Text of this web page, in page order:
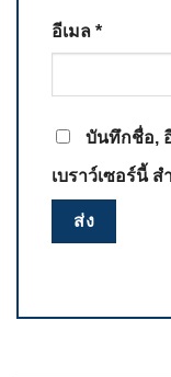
อีเมล *
บันทึกชื่อ,
เบราว์เซอร์นี้